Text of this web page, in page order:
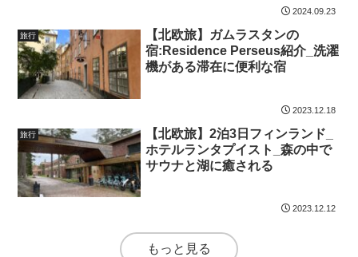
2024.09.23
旅行
【北欧旅】ガムラスタンの
宿:Residence Perseus紹介_洗濯
機がある滞在に便利な宿
2023.12.18
旅行
【北欧旅】2泊3日フィンランド_
ホテルランタプイスト_森の中で
サウナと湖に癒される
2023.12.12
もっと見る